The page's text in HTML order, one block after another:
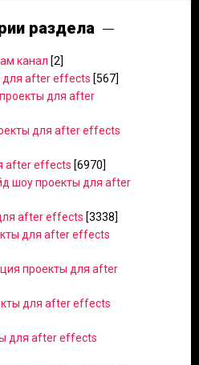
раздела
канал [2]
для after effects [567]
для after
для after effects
after effects [6970]
шоу проекты для after
after effects [3338]
для after effects
проекты для after
для after effects
для after effects